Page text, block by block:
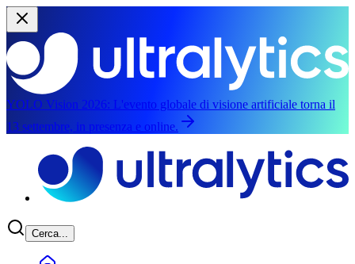
YOLO Vision 2026: L'evento globale di visione artificiale torna il
13 settembre, in presenza e online.
Cerca...